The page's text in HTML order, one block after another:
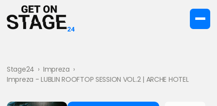
Stage24 › Impreza ›
Impreza - LUBLIN ROOFTOP SESSION VOL.2 | ARCHE HOTEL